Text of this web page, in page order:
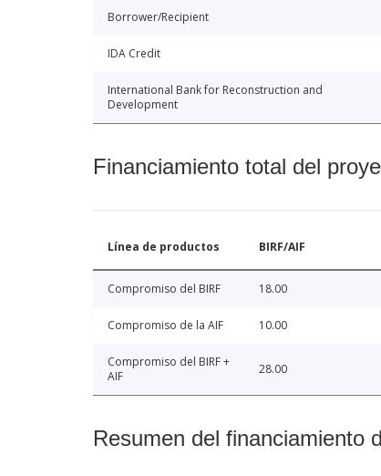
Borrower/Recipient
IDA Credit
International Bank for Reconstruction and
Development
Financiamiento total del
Línea de productos BIRF/AIF
Compromiso del BIRF 18.00
Compromiso de la AIF 10.00
Compromiso del BIRF +
AIF
28.00
Resumen del financiamiento